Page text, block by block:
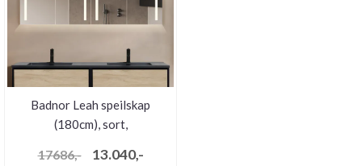
Badnor Leah speilskap
(180cm), sort,
17686,- 13.040,-